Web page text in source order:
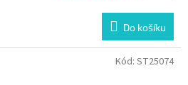
Do košíku
Kód: ST25074